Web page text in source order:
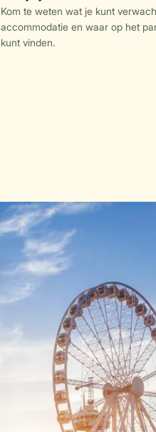
Kom te weten wat je kunt
accommodatie en waar op het
kunt vinden.